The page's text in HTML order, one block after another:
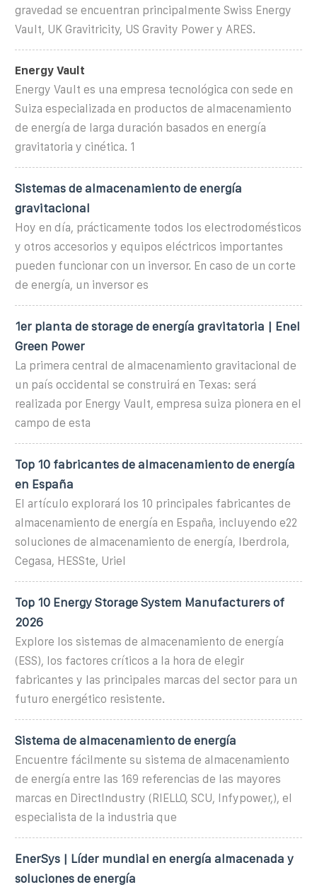
gravedad se encuentran principalmente Swiss Energy
Vault, UK Gravitricity, US Gravity Power y ARES.
Energy Vault
Energy Vault es una empresa tecnológica con sede en
Suiza especializada en productos de almacenamiento
de energía de larga duración basados en energía
gravitatoria y cinética. 1
Sistemas de almacenamiento de energía
gravitacional
Hoy en día, prácticamente todos los electrodomésticos
y otros accesorios y equipos eléctricos importantes
pueden funcionar con un inversor. En caso de un corte
de energía, un inversor es
1er planta de storage de energía gravitatoria | Enel
Green Power
La primera central de almacenamiento gravitacional de
un país occidental se construirá en Texas: será
realizada por Energy Vault, empresa suiza pionera en el
campo de esta
Top 10 fabricantes de almacenamiento de energía
en España
El artículo explorará los 10 principales fabricantes de
almacenamiento de energía en España, incluyendo e22
soluciones de almacenamiento de energía, Iberdrola,
Cegasa, HESSte, Uriel
Top 10 Energy Storage System Manufacturers of
2026
Explore los sistemas de almacenamiento de energía
(ESS), los factores críticos a la hora de elegir
fabricantes y las principales marcas del sector para un
futuro energético resistente.
Sistema de almacenamiento de energía
Encuentre fácilmente su sistema de almacenamiento
de energía entre las 169 referencias de las mayores
marcas en DirectIndustry (RIELLO, SCU, Infypower,), el
especialista de la industria que
EnerSys | Líder mundial en energía almacenada y
soluciones de energía